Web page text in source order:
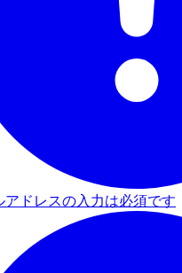
アドレスの入力は必須です